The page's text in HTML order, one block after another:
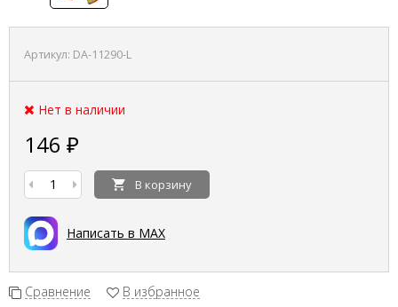
Артикул: DA-11290-L
Нет в наличии
146 ₽
В корзину
Написать в MAX
Сравнение В избранное